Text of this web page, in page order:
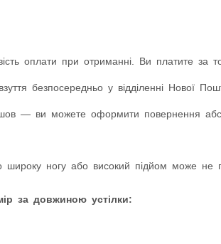
оплати при отриманні. Ви платите за
безпосередньо у відділенні Нової
— ви можете оформити повернення
ногу або високий підйом може не
за довжиною устілки: